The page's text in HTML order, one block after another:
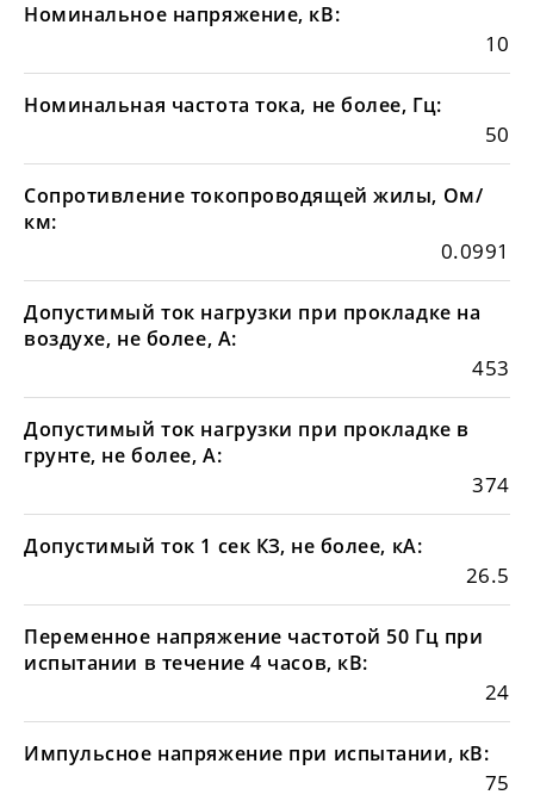
Номинальное напряжение, кВ:
10
Номинальная частота тока, не более, Гц:
50
Сопротивление токопроводящей жилы, Ом/
км:
0.0991
Допустимый ток нагрузки при прокладке на
воздухе, не более, А:
453
Допустимый ток нагрузки при прокладке в
грунте, не более, А:
374
Допустимый ток 1 сек КЗ, не более, кА:
26.5
Переменное напряжение частотой 50 Гц при
испытании в течение 4 часов, кВ:
24
Импульсное напряжение при испытании, кВ:
75